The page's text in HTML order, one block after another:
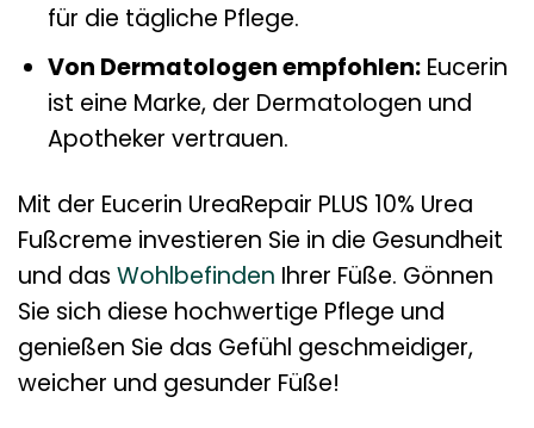
für die tägliche Pflege.
Von Dermatologen empfohlen:Eucerin
ist eine Marke, der Dermatologen und
Apotheker vertrauen.
Mit der Eucerin UreaRepair PLUS 10% Urea
Fußcreme investieren Sie in die Gesundheit
und das Wohlbefinden Ihrer Füße. Gönnen
Sie sich diese hochwertige Pflege und
genießen Sie das Gefühl geschmeidiger,
weicher und gesunder Füße!